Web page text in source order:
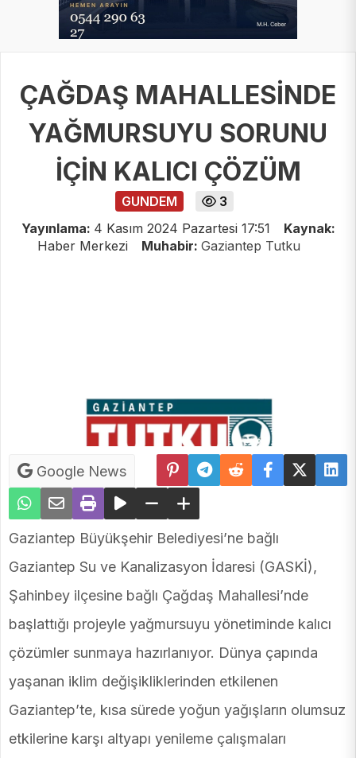
ÇAĞDAŞ MAHALLESİNDE
YAĞMURSUYU SORUNU
İÇİN KALICI ÇÖZÜM
GUNDEM
3
Yayınlama: 4 Kasım 2024 Pazartesi 17:51
Kaynak:
Haber Merkezi
Muhabir: Gaziantep Tutku
Google News
Gaziantep Büyükşehir Belediyesi’ne bağlı
Gaziantep Su ve Kanalizasyon İdaresi (GASKİ),
Şahinbey ilçesine bağlı Çağdaş Mahallesi’nde
başlattığı projeyle yağmursuyu yönetiminde kalıcı
çözümler sunmaya hazırlanıyor. Dünya çapında
yaşanan iklim değişikliklerinden etkilenen
Gaziantep’te, kısa sürede yoğun yağışların olumsuz
etkilerine karşı altyapı yenileme çalışmaları